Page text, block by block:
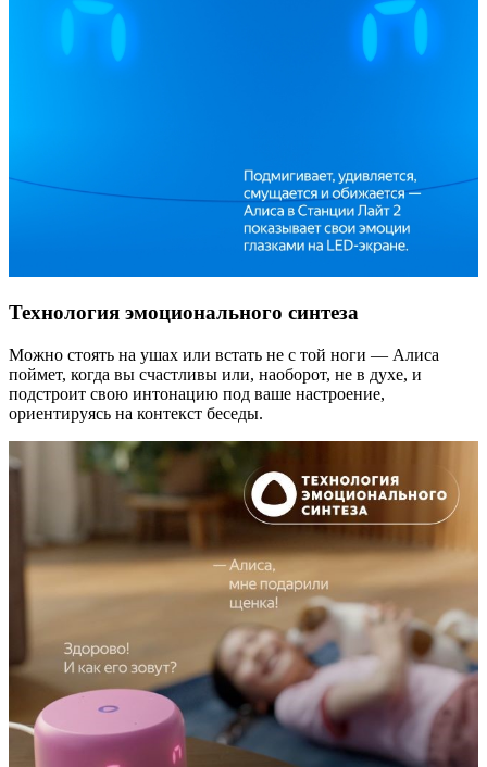
Технология эмоционального синтеза
Можно стоять на ушах или встать не с той ноги — Алиса
поймет, когда вы счастливы или, наоборот, не в духе, и
подстроит свою интонацию под ваше настроение,
ориентируясь на контекст беседы.